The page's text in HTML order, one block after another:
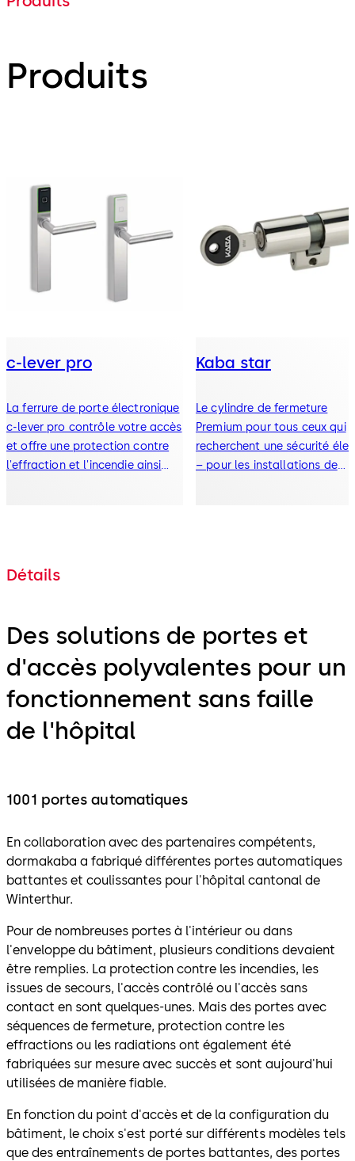
Produits
c-lever pro
La ferrure de porte électronique
c-lever pro contrôle votre accès
et offre une protection contre
l'effraction et l'incendie ainsi
Kaba star
Le cylindre de fermeture
Premium pour tous ceux qui
recherchent une sécurité
– pour les installations de
Détails
Des solutions de portes et
d'accès polyvalentes pour un
fonctionnement sans faille
de l'hôpital
1001 portes automatiques
En collaboration avec des partenaires compétents,
dormakaba a fabriqué différentes portes automatiques
battantes et coulissantes pour l'hôpital cantonal de
Winterthur.
Pour de nombreuses portes à l'intérieur ou dans
l'enveloppe du bâtiment, plusieurs conditions devaient
être remplies. La protection contre les incendies, les
issues de secours, l'accès contrôlé ou l'accès sans
contact en sont quelques-unes. Mais des portes avec
séquences de fermeture, protection contre les
effractions ou les radiations ont également été
fabriquées sur mesure avec succès et sont aujourd'hui
utilisées de manière fiable.
En fonction du point d'accès et de la configuration du
bâtiment, le choix s'est porté sur différents modèles tels
que des entraînements de portes battantes, des portes